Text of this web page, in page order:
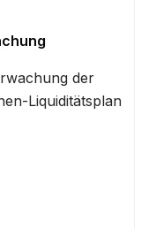
der
Liquiditätsplan